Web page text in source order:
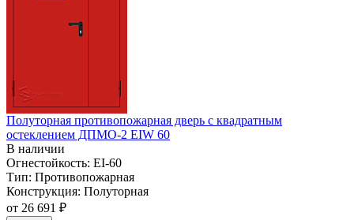
Полуторная противопожарная дверь с квадратным
остеклением ДПМО-2 EIW 60
В наличии
Огнестойкость: EI-60
Тип: Противопожарная
Конструкция: Полуторная
от 26 691 ₽